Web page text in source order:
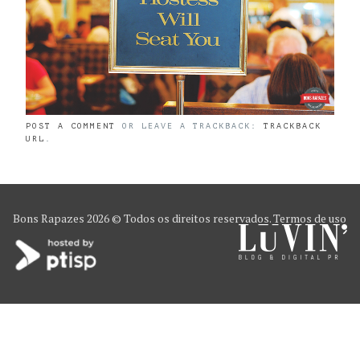
POST A COMMENT OR LEAVE A TRACKBACK: TRACKBACK
URL
Bons Rapazes 2026 © Todos os direitos reservados.Termos de uso